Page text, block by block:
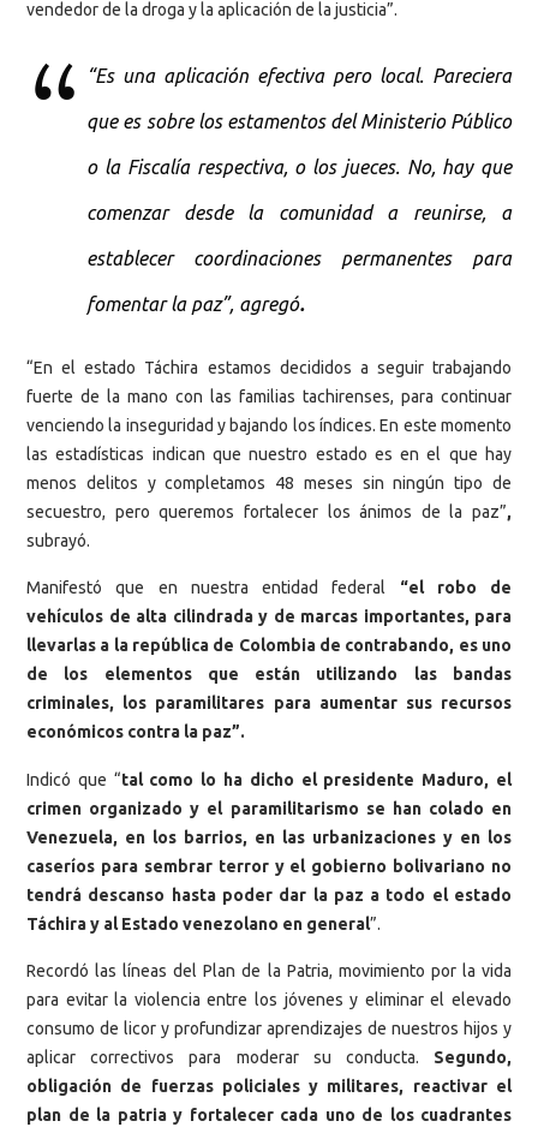
vendedor de la droga y la aplicación de la justicia”.
“Es una aplicación efectiva pero local. Pareciera
que es sobre los estamentos del Ministerio Público
o la Fiscalía respectiva, o los jueces. No, hay que
comenzar desde la comunidad a reunirse, a
establecer coordinaciones permanentes para
fomentar la paz”, agregó.
“En el estado Táchira estamos decididos a seguir trabajando
fuerte de la mano con las familias tachirenses, para continuar
venciendo la inseguridad y bajando los índices. En este momento
las estadísticas indican que nuestro estado es en el que hay
menos delitos y completamos 48 meses sin ningún tipo de
secuestro, pero queremos fortalecer los ánimos de la paz”,
subrayó.
Manifestó que en nuestra entidad federal “el robo de
vehículos de alta cilindrada y de marcas importantes, para
llevarlas a la república de Colombia de contrabando, es uno
de los elementos que están utilizando las bandas
criminales, los paramilitares para aumentar sus recursos
económicos contra la paz”.
Indicó que “tal como lo ha dicho el presidente Maduro, el
crimen organizado y el paramilitarismo se han colado en
Venezuela, en los barrios, en las urbanizaciones y en los
caseríos para sembrar terror y el gobierno bolivariano no
tendrá descanso hasta poder dar la paz a todo el estado
Táchira y al Estado venezolano en general”.
Recordó las líneas del Plan de la Patria, movimiento por la vida
para evitar la violencia entre los jóvenes y eliminar el elevado
consumo de licor y profundizar aprendizajes de nuestros hijos y
aplicar correctivos para moderar su conducta. Segundo,
obligación de fuerzas policiales y militares, reactivar el
plan de la patria y fortalecer cada uno de los cuadrantes